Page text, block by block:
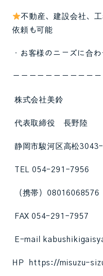
不動産、建設会社、
依頼も可能
・お客様のニーズに合
ーーーーーーーーーー
株式会社美鈴
代表取締役 長野陸
静岡市駿河区高松
TEL 054-291-7956
（携帯）08016068576
FAX 054-291-7957
E-mail
HP https://misuzu-